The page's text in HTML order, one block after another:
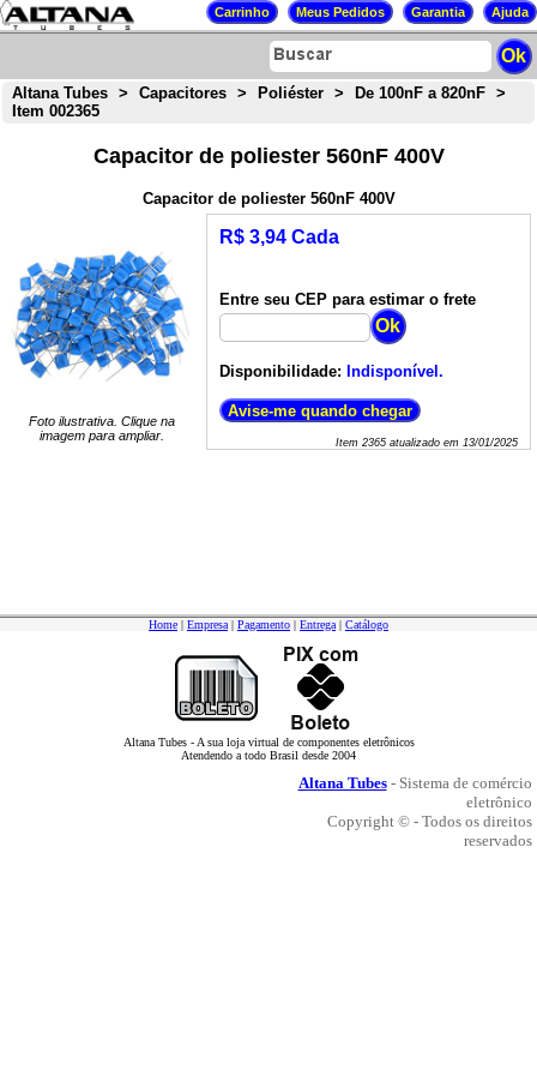
Altana Tubes > Capacitores > Poliéster > De 100nF a 820nF
>
Item 002365
Capacitor de poliester 560nF 400V
Capacitor de poliester 560nF 400V
Foto ilustrativa. Clique na
imagem para ampliar.
R$ 3,94 Cada
Entre seu CEP para estimar o frete
Disponibilidade: Indisponível.
Item 2365atualizado em 13/01/2025
Home | Empresa | Pagamento | Entrega | Catálogo
Altana Tubes - A sua loja virtual de componentes eletrônicos
Atendendo a todo Brasil desde 2004
Altana Tubes- Sistema de comércio
eletrônico
Copyright © - Todos os direitos
reservados